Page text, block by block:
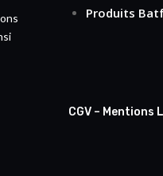
Produits
CGV– Mentions